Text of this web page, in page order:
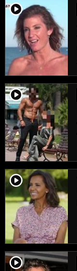
player2
player2
player2
player2